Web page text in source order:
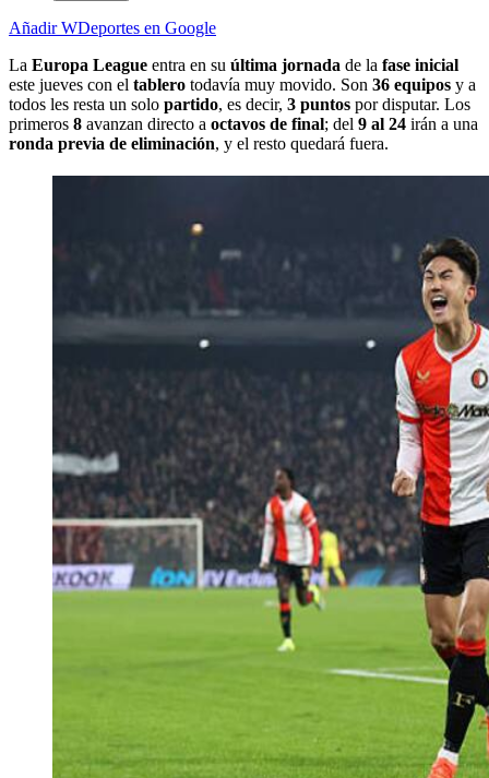
Añadir WDeportes en Google
La Europa League entra en su última jornada de la fase inicial
este jueves con el tablero todavía muy movido. Son 36 equipos y a
todos les resta un solo partido, es decir, 3 puntos por disputar. Los
primeros 8 avanzan directo a octavos de final; del 9 al 24 irán a una
ronda previa de eliminación, y el resto quedará fuera.